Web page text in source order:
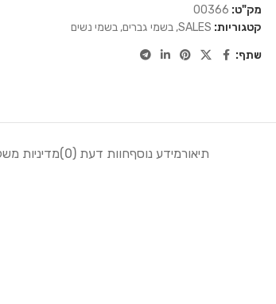
מק"ט: 00366
קטגוריות: SALES
, בשמי גברים, בשמי נשים
שתף:
תיאורמידע נוסףחוות דעת (0) מדיניות